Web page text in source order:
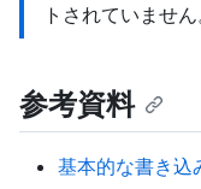
トされていません
参考資料
基本的な書き込